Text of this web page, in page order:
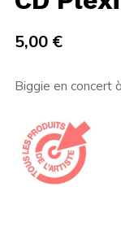
5,00 €
Biggie en concert